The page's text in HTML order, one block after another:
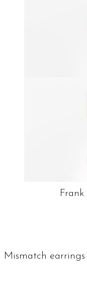
Mismatch earrings